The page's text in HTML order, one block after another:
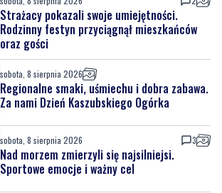
sobota, 8 sierpnia 2026
Regionalne smaki, uśmiechu i dobra zabawa.
Za nami Dzień Kaszubskiego Ogórka
sobota, 8 sierpnia 2026 3
Nad morzem zmierzyli się najsilniejsi.
sobota, 8 sierpnia 2026
Dwa dni rywalizacji i sportowych emocji.